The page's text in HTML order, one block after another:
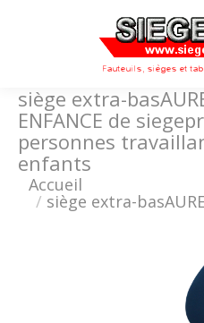
siège extra-
ENFANCE de
personnes
enfants
Vous êtes ici :
Accueil
siège extra-